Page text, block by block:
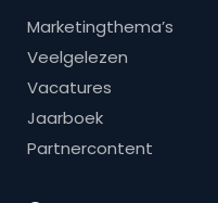
Marketingthema’s
Veelgelezen
Vacatures
Jaarboek
Partnercontent